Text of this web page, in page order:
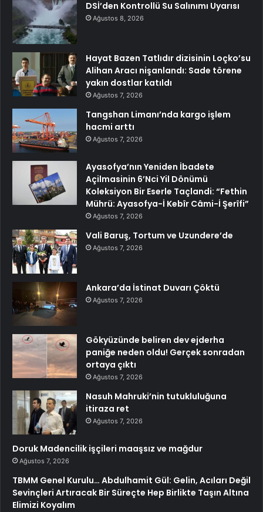
DSİ’den Kontrollü Su Salınımı Uyarısı
Ağustos 8, 2026
Hayat Bazen Tatlıdır dizisinin Loçko’su
Alihan Aracı nişanlandı: Sade törene
yakın dostlar katıldı
Ağustos 7, 2026
Tangshan Limanı’nda kargo işlem
hacmi arttı
Ağustos 7, 2026
Ayasofya’nın Yeniden İbadete
Açilmasinin 6’Nci Yil Dönümü
Koleksiyon Bir Eserle Taçlandi: “Fethin
Mührü: Ayasofya-İ Kebîr Câmi-İ Şerîfi”
Ağustos 7, 2026
Vali Baruş, Tortum ve Uzundere’de
Ağustos 7, 2026
Ankara’da İstinat Duvarı Çöktü
Ağustos 7, 2026
Gökyüzünde beliren dev ejderha
paniğe neden oldu! Gerçek sonradan
ortaya çıktı
Ağustos 7, 2026
Nasuh Mahruki’nin tutukluluğuna
itiraza ret
Ağustos 7, 2026
Doruk Madencilik işçileri maaşsız ve mağdur
Ağustos 7, 2026
TBMM Genel Kurulu… Abdulhamit Gül: Gelin, Acıları Değil
Sevinçleri Artıracak Bir Süreçte Hep Birlikte Taşın Altına
Elimizi Koyalım